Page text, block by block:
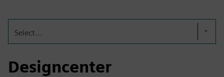
Select...
Designcenter